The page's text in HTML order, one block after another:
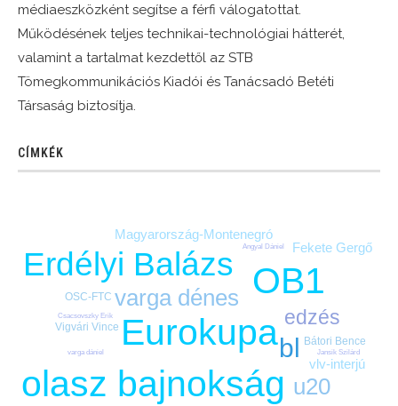
médiaeszközként segítse a férfi válogatottat.
Működésének teljes technikai-technológiai hátterét,
valamint a tartalmat kezdettől az STB
Tömegkommunikációs Kiadói és Tanácsadó Betéti
Társaság biztosítja.
CÍMKÉK
Eurokupa
OB1
olasz bajnokság
Erdélyi Balázs
bl
u20
varga dénes
edzés
Fekete Gergő
Magyarország-Montenegró
vlv-interjú
Bátori Bence
OSC-FTC
Vigvári Vince
Angyal Dániel
Csacsovszky Erik
Jansik Szilárd
varga dániel